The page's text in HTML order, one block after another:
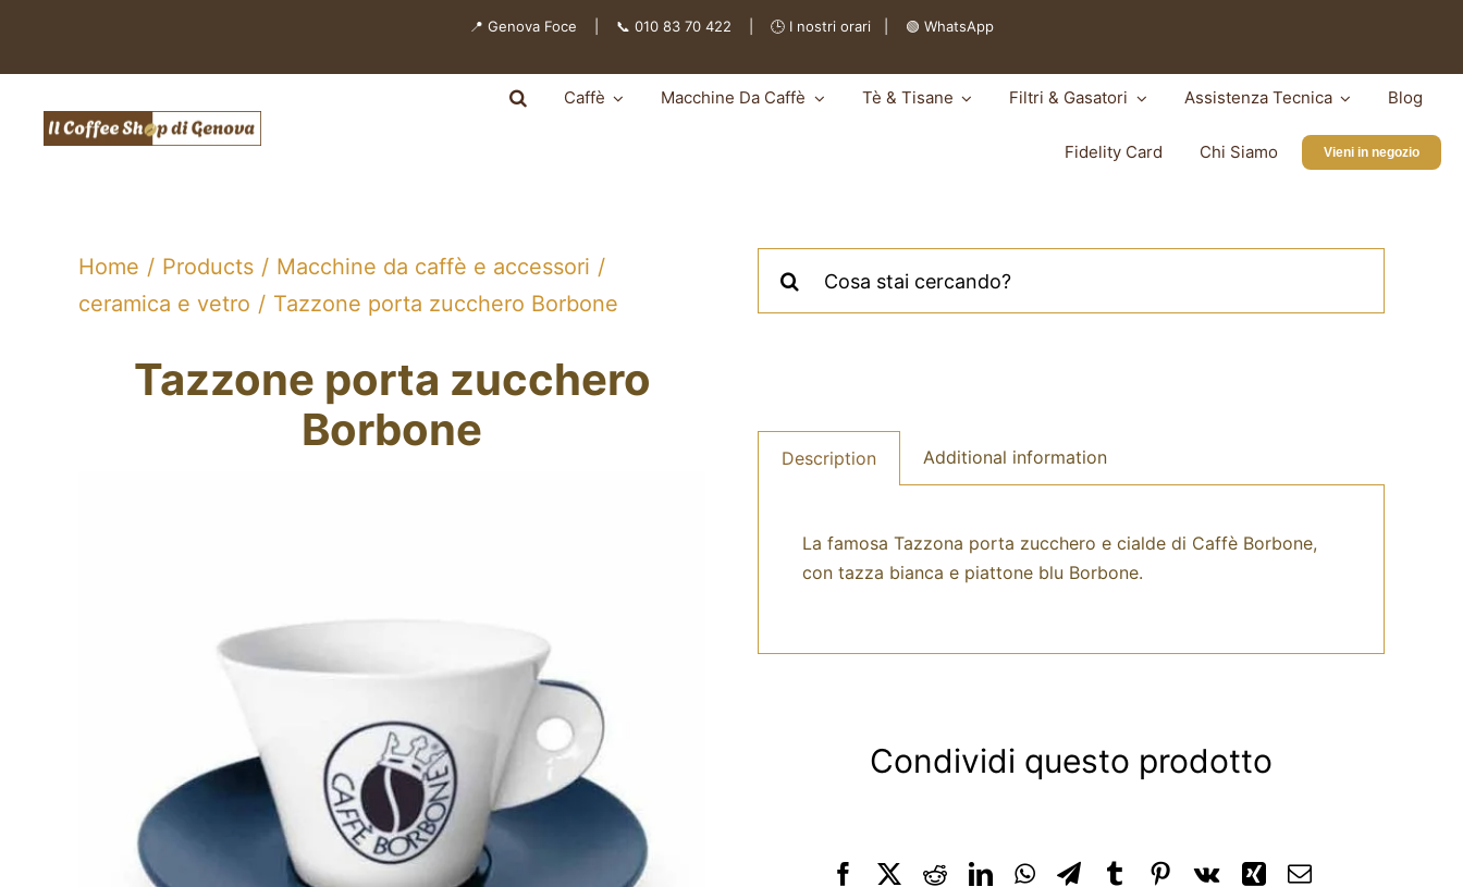
contenuto
📍 Genova Foce | 📞 010 83 70 422 | 🕒 I nostri orari 🟢 WhatsApp
Caffè Macchine Da Caffè Tè & Tisane Filtri & Gasatori Assistenza Tecnica Blog
Fidelity Card Chi Siamo Vieni in negozio
Home Products
Macchine da caffè e accessori
ceramica e vetro
Tazzone porta zucchero Borbone
per:
Tazzone porta zucchero
Borbone
Description Additional information
La famosa Tazzona porta zucchero e cialde di Caffè Borbone,
con tazza bianca e piattone blu Borbone.
Condividi questo prodotto